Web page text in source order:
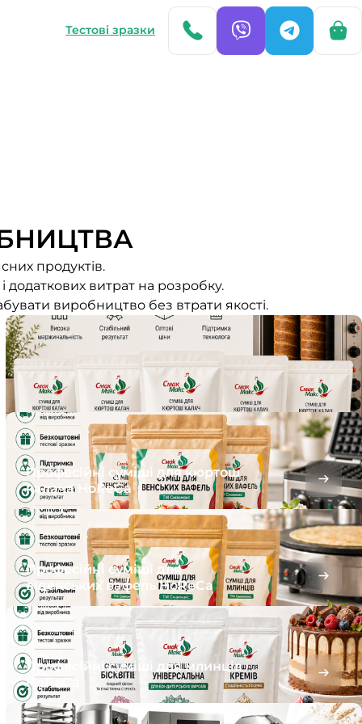
Тестові зразки
продуктів.
додаткових витрат на розробку.
виробництво без втрати якості.
Професійні суміші для кюртош
калача HoReCa
Професійні суміші для
віденських вафель HoReCa
Професійні суміші для млинців
HoReCa